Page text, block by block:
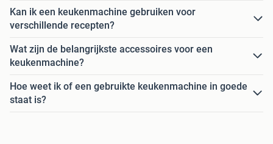
Kan ik een keukenmachine gebruiken voor
verschillende recepten?
Wat zijn de belangrijkste accessoires voor een
keukenmachine?
Hoe weet ik of een gebruikte keukenmachine in goede
staat is?